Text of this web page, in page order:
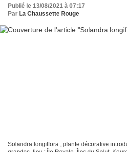
Publié le 13/08/2021 à 07:17
Par La Chaussette Rouge
Solandra longiflora , plante décorative